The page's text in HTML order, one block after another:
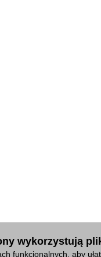
wykorzystują
funkcjonalnych, aby